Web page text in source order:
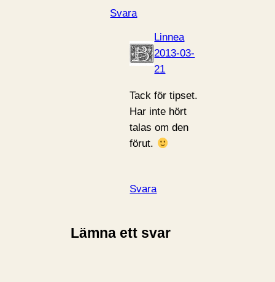
Svara
Linnea
2013-03-
21
Tack för tipset.
Har inte hört
talas om den
förut.
Svara
Lämna ett svar